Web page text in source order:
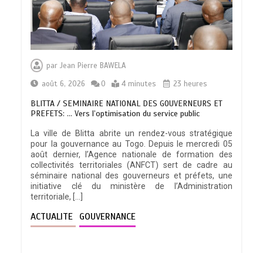
parJean Pierre BAWELA
août 6, 2026
0 4 minutes 23 heures
BLITTA / SEMINAIRE NATIONAL DES GOUVERNEURS ET
PREFETS: … Vers l’optimisation du service public
La ville de Blitta abrite un rendez-vous stratégique
pour la gouvernance au Togo. Depuis le mercredi 05
août dernier, l’Agence nationale de formation des
collectivités territoriales (ANFCT) sert de cadre au
séminaire national des gouverneurs et préfets, une
initiative clé du ministère de l’Administration
territoriale, […]
ACTUALITE GOUVERNANCE